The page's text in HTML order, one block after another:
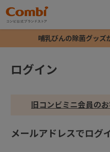
哺乳びんの除菌グッ
ログイン
旧コンビミニ会員の
メールアドレスでログ